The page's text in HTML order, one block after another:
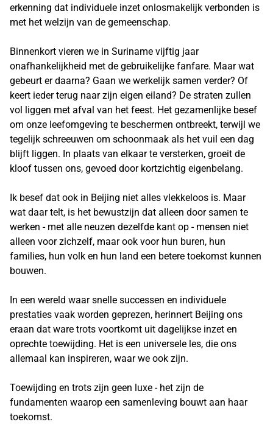
erkenning dat individuele inzet onlosmakelijk verbonden is
met het welzijn van de gemeenschap.
Binnenkort vieren we in Suriname vijftig jaar
onafhankelijkheid met de gebruikelijke fanfare. Maar wat
gebeurt er daarna? Gaan we werkelijk samen verder? Of
keert ieder terug naar zijn eigen eiland? De straten zullen
vol liggen met afval van het feest. Het gezamenlijke besef
om onze leefomgeving te beschermen ontbreekt, terwijl we
tegelijk schreeuwen om schoonmaak als het vuil een dag
blijft liggen. In plaats van elkaar te versterken, groeit de
kloof tussen ons, gevoed door kortzichtig eigenbelang.
Ik besef dat ook in Beijing niet alles vlekkeloos is. Maar
wat daar telt, is het bewustzijn dat alleen door samen te
werken - met alle neuzen dezelfde kant op - mensen niet
alleen voor zichzelf, maar ook voor hun buren, hun
families, hun volk en hun land een betere toekomst kunnen
bouwen.
In een wereld waar snelle successen en individuele
prestaties vaak worden geprezen, herinnert Beijing ons
eraan dat ware trots voortkomt uit dagelijkse inzet en
oprechte toewijding. Het is een universele les, die ons
allemaal kan inspireren, waar we ook zijn.
Toewijding en trots zijn geen luxe - het zijn de
fundamenten waarop een samenleving bouwt aan haar
toekomst.